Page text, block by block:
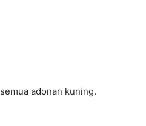
adonan kuning.